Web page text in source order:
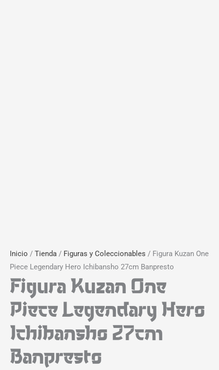
Inicio / Tienda / Figuras y Coleccionables / Figura Kuzan One
Piece Legendary Hero Ichibansho 27cm Banpresto
Figura Kuzan One
Piece Legendary Hero
Ichibansho 27cm
Banpresto